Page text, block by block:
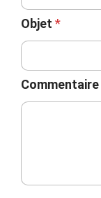
Objet *